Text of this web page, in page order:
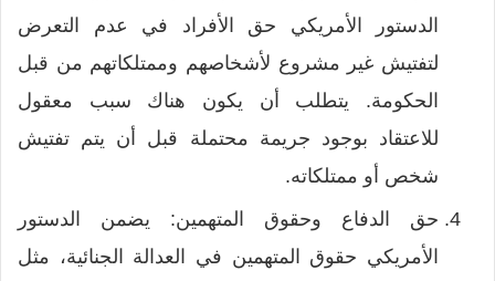
الدستور الأمريكي حق الأفراد في عدم التعرض
لتفتيش غير مشروع لأشخاصهم وممتلكاتهم من قبل
الحكومة. يتطلب أن يكون هناك سبب معقول
للاعتقاد بوجود جريمة محتملة قبل أن يتم تفتيش
شخص أو ممتلكاته.
حق الدفاع وحقوق المتهمين: يضمن الدستور
الأمريكي حقوق المتهمين في العدالة الجنائية، مثل